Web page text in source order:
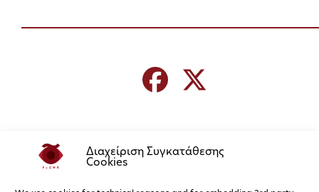
Διαχείριση Συγκατάθεσης
Cookies